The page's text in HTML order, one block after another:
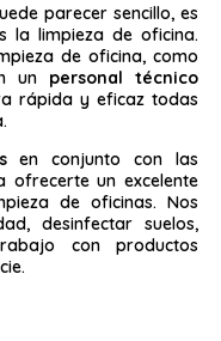
parecer sencillo, es
la limpieza de oficina.
de oficina, como
un personal técnico
rápida y eficaz todas
en conjunto con las
ofrecerte un excelente
de oficinas. Nos
desinfectar suelos,
con productos